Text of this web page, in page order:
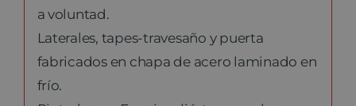
a voluntad.
Laterales, tapes-travesaño y puerta
fabricados en chapa de acero laminado en
frío.